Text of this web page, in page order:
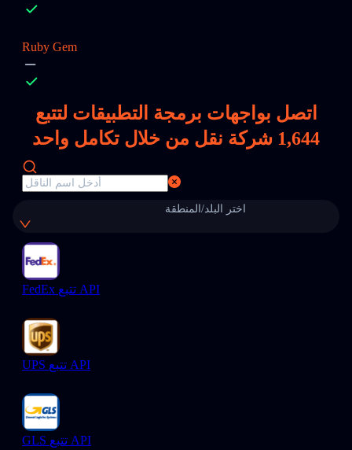
Ruby Gem
اتصل بواجهات برمجة التطبيقات لتتبع
1,644 شركة نقل من خلال تكامل واحد
اختر البلد/المنطقة
FedEx تتبع API
UPS تتبع API
GLS تتبع API